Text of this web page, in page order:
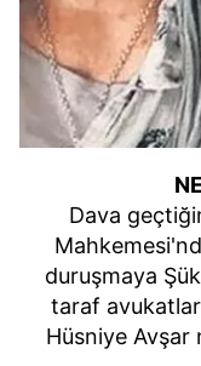
Dava
duruşmaya
taraf
Hüsniye